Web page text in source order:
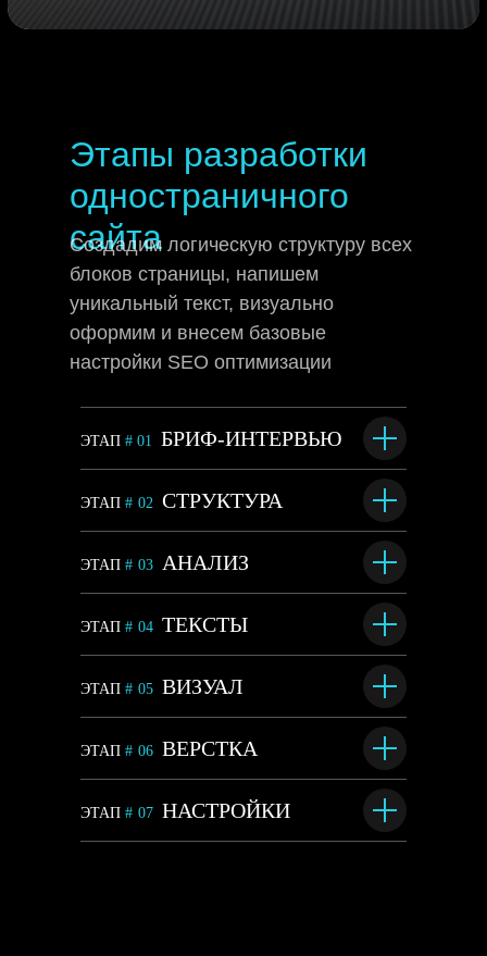
Этапы разработки
одностраничного
сайта
Создадим логическую структуру всех
блоков страницы, напишем
уникальный текст, визуально
оформим и внесем базовые
настройки SEO оптимизации
ЭТАП # 01 БРИФ-ИНТЕРВЬЮ
ЭТАП # 02 СТРУКТУРА
ЭТАП # 03 АНАЛИЗ
ЭТАП # 04 ТЕКСТЫ
ЭТАП # 05 ВИЗУАЛ
ЭТАП # 06 ВЕРСТКА
ЭТАП # 07 НАСТРОЙКИ